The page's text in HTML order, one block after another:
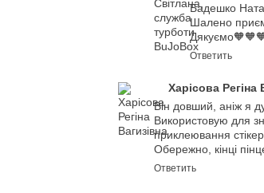
Бадешко
Шалено
Ответить
Харісова Регіна
Він довший, аніж я
Використовую для
приклеювання
Обережно, кінці
Ответить